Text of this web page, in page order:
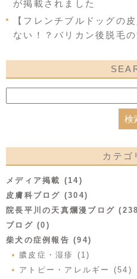
が掲載されました
【フレンチブルドッグの
ない！？バリカン後脱毛の
カテゴ
メディア掲載 (14)
皮膚科ブログ (304)
院長平川の天真爛漫ブログ
ブログ (0)
柴犬の症例報告 (94)
膿皮症・湿疹 (1)
アトピー・アレルギー (54)